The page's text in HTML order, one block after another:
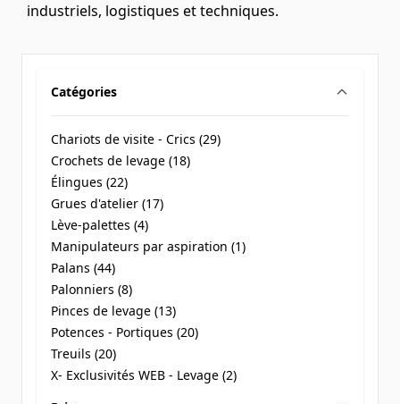
industriels, logistiques et techniques.
Catégories
Chariots de visite - Crics (29
products available
)
Crochets de levage (18
products available
)
Élingues (22
products available
)
Grues d'atelier (17
products available)
Lève-palettes (4
products available
)
Manipulateurs par aspiration (1
products available
)
Palans (44
products available
)
Palonniers (8
products available
)
Pinces de levage (13
products available
)
Potences - Portiques (20
products available
)
Treuils (20
products available
)
X- Exclusivités WEB - Levage (2
products available
)